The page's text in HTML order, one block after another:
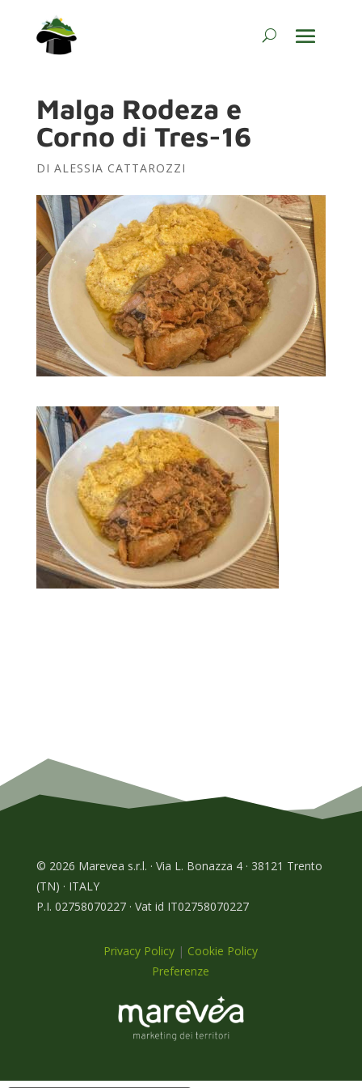
Malga Rodeza e
Corno di Tres-16
DI ALESSIA CATTAROZZI
© 2026 Marevea s.r.l. · Via L. Bonazza 4 · 38121 Trento
(TN) · ITALY
P.I. 02758070227 · Vat id IT02758070227
Privacy Policy | Cookie Policy
Preferenze